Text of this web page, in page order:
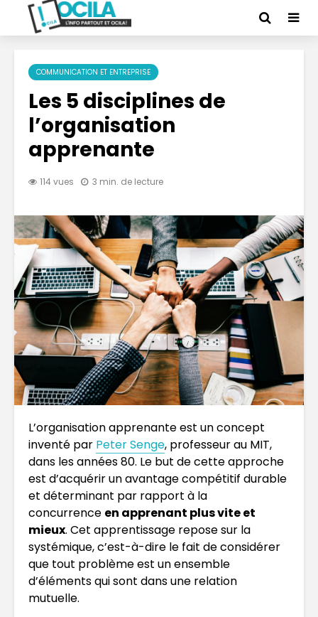
COMMUNICATION ET ENTREPRISE
Les 5 disciplines de
l’organisation
apprenante
114 vues 3 min. de lecture
L’organisation apprenante est un concept
inventé par Peter Senge, professeur au MIT,
dans les années 80. Le but de cette approche
est d’acquérir un avantage compétitif durable
et déterminant par rapport à la
concurrence en apprenant plus vite et
mieux. Cet apprentissage repose sur la
systémique, c’est-à-dire le fait de considérer
que tout problème est un ensemble
d’éléments qui sont dans une relation
mutuelle.